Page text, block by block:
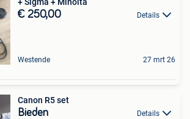
€ 250,00 Details
Westende 27 mrt 26
Canon R5 set
Bieden Details